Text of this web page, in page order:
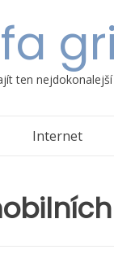
ten
Internet